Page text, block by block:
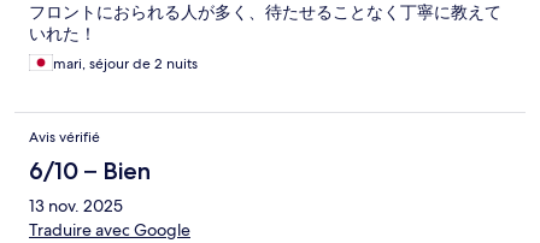
フロントにおられる人が多く、待たせることなく丁寧に教えて
いれた！
mari, séjour de 2 nuits
Avis vérifié
6/10 – Bien
13 nov. 2025
Traduire avec Google